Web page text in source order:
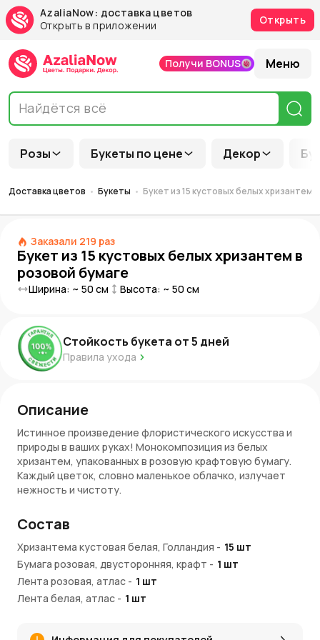
AzaliaNow: доставка цветов
Открыть в приложении
Открыть
Розы Букеты по цене Декор
Получи BONUS Меню
Доставка цветов Букеты Букет из 15 кустовых белых хризантем
Заказали 219 раз
Букет из 15 кустовых белых хризантем в
розовой бумаге
Ширина: ~ 50 см Высота: ~ 50 см
Стойкость букета от5 дней
Правила ухода
Описание
Истинное произведение флористического искусства и
природы в ваших руках! Монокомпозиция из белых
хризантем, упакованных в розовую крафтовую бумагу.
Каждый цветок, словно маленькое облачко, излучает
нежность и чистоту.
оттенком, напоминают о первых лучах рассвета.
Розовая бумага, в которую упакован букет, добавляет
ему нотку романтики и изысканности. Она прекрасно
сочетается с белым цветом хризантем, создавая
гармоничный и утонченный образ. Этот букет идеально
подойдет для поздравления любимого человека,
Он станет прекрасным подарком на день рождения,
Состав
Хризантема кустовая белая, Голландия - 15 шт
Бумага розовая, двусторонняя, крафт - 1 шт
Лента розовая, атлас - 1 шт
Лента белая, атлас - 1 шт